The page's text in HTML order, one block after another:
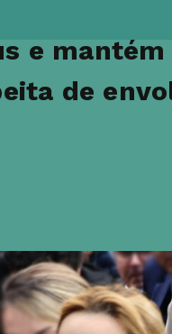
e mantém
de